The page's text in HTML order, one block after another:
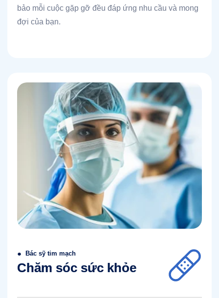
bảo mỗi cuộc gặp gỡ đều đáp ứng nhu cầu và mong
đợi của bạn.
● Bác sỹ tim mạch
Chăm sóc sức khỏe